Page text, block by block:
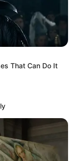
That Can Do It